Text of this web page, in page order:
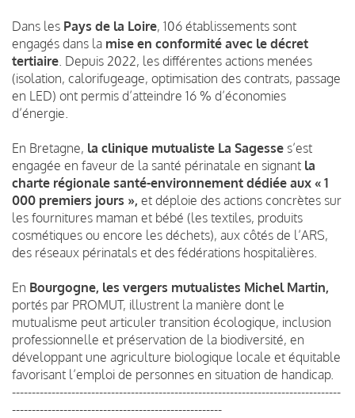
Dans les Pays de la Loire, 106 établissements sont
engagés dans la mise en conformité avec le décret
tertiaire . Depuis 2022, les différentes actions menées
(isolation, calorifugeage, optimisation des contrats, passage
en LED) ont permis d’atteindre 16 % d’économies
d’énergie.
En Bretagne, la clinique mutualiste La Sagesse s’est
engagée en faveur de la santé périnatale en signant la
charte régionale santé-environnement dédiée aux « 1
000 premiers jours », et déploie des actions concrètes sur
les fournitures maman et bébé (les textiles, produits
cosmétiques ou encore les déchets), aux côtés de l’ARS,
des réseaux périnatals et des fédérations hospitalières.
En Bourgogne, les vergers mutualistes Michel Martin,
portés par PROMUT, illustrent la manière dont le
mutualisme peut articuler transition écologique, inclusion
professionnelle et préservation de la biodiversité, en
développant une agriculture biologique locale et équitable
favorisant l’emploi de personnes en situation de handicap.
-----------------------------------------------------------------------------------
-----------------------------------------------------